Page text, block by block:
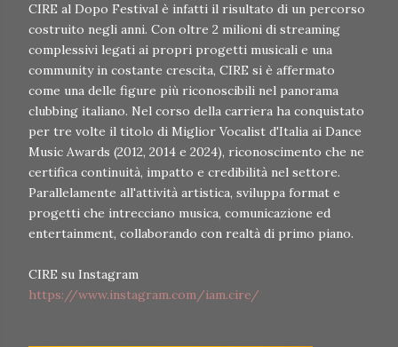
CIRE al Dopo Festival è infatti il risultato di un percorso
costruito negli anni. Con oltre 2 milioni di streaming
complessivi legati ai propri progetti musicali e una
community in costante crescita, CIRE si è affermato
come una delle figure più riconoscibili nel panorama
clubbing italiano. Nel corso della carriera ha conquistato
per tre volte il titolo di Miglior Vocalist d'Italia ai Dance
Music Awards (2012, 2014 e 2024), riconoscimento che ne
certifica continuità, impatto e credibilità nel settore.
Parallelamente all'attività artistica, sviluppa format e
progetti che intrecciano musica, comunicazione ed
entertainment, collaborando con realtà di primo piano.
CIRE su Instagram
https://www.instagram.com/iam.cire/